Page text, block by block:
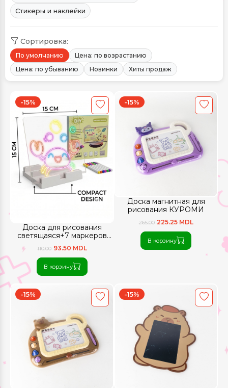
Стикеры и наклейки
Сортировка:
По умолчанию
Цена: по возрастанию
Цена: по убыванию
Новинки Хиты продаж
Доска для рисования
светящаяся+7 маркеров
15*15 см
-15%
110.00 93.50 MDL
В корзину
Доска магнитная для
рисования КУРОМИ
-15%
265.00 225.25 MDL
В корзину
-15% -15%